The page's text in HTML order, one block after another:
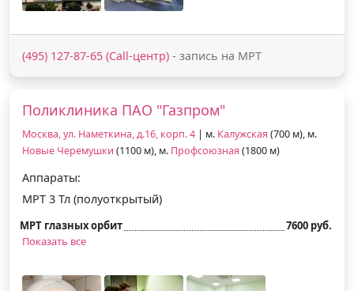
(495) 127-87-65 (Call-центр) - запись на МРТ
Поликлиника ПАО "Газпром"
Москва, ул. Наметкина, д.16, корп. 4 | м. Калужская (700 м), м.
Новые Черемушки (1100 м), м. Профсоюзная (1800 м)
Аппараты:
МРТ 3 Тл (полуоткрытый)
МРТ глазных орбит
7600 руб.
Показать все